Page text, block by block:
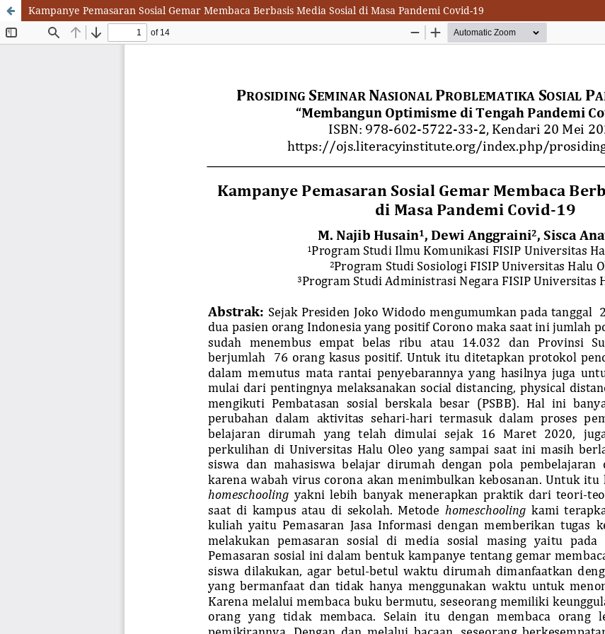
Kampanye Pemasaran Sosial Gemar Membaca Berbasis Media Sosial di Masa Pandemi Covid-19